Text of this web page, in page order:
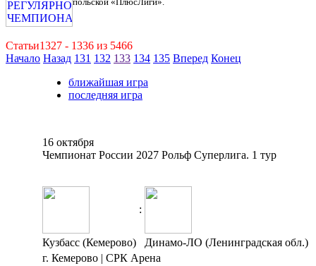
Статьи1327 - 1336 из 5466
Начало Назад 131 132 133 134 135 Вперед Конец
ближайшая игра
последняя игра
16 октября
Чемпионат России 2027 Рольф Суперлига. 1 тур
:
Кузбасс (Кемерово)
Динамо-ЛО (Ленинградская обл.)
г. Кемерово | СРК Арена